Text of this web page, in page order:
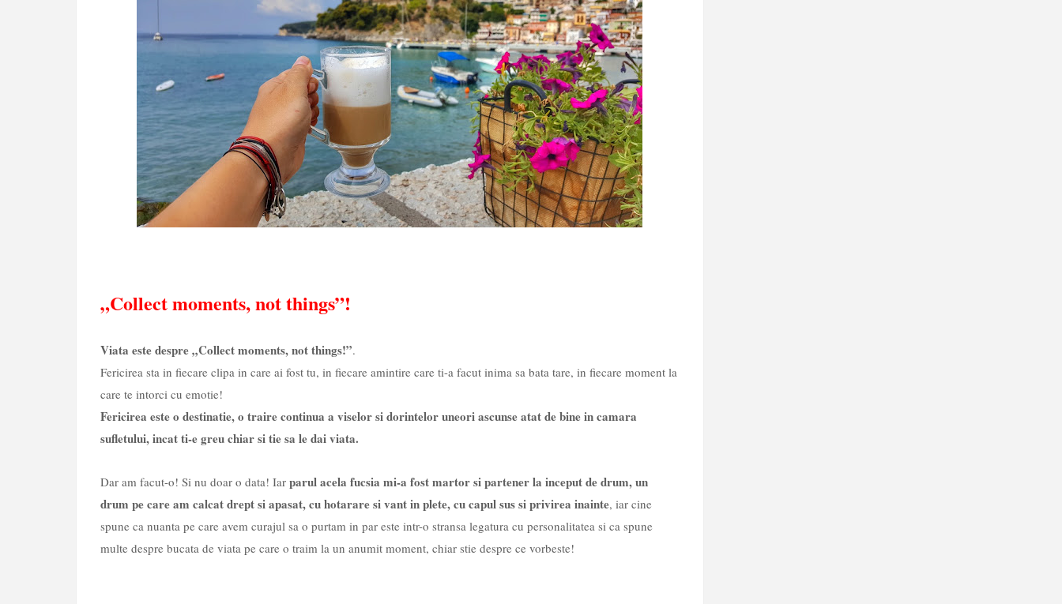
„Collect moments, not things”!
Viata este despre „Collect moments, not things!”.
Fericirea sta in fiecare clipa in care ai fost tu, in fiecare amintire care ti-a facut inima sa bata tare, in fiecare moment la
care te intorci cu emotie!
Fericirea este o destinatie, o traire continua a viselor si dorintelor uneori ascunse atat de bine in camara
sufletului, incat ti-e greu chiar si tie sa le dai viata.
Dar am facut-o! Si nu doar o data! Iar parul acela fucsia mi-a fost martor si partener la inceput de drum, un
drum pe care am calcat drept si apasat, cu hotarare si vant in plete, cu capul sus si privirea inainte, iar cine
spune ca nuanta pe care avem curajul sa o purtam in par este intr-o stransa legatura cu personalitatea si ca spune
multe despre bucata de viata pe care o traim la un anumit moment, chiar stie despre ce vorbeste!